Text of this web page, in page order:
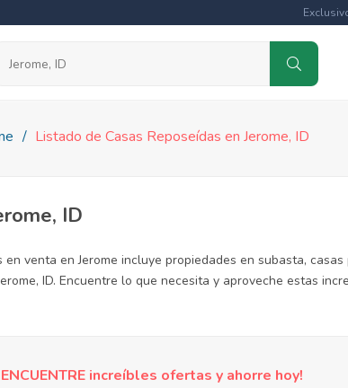
Listado de Casas Reposeídas en Jerome, ID
ID
venta en Jerome incluye propiedades en subasta,
ID. Encuentre lo que necesita y aproveche estas
increíbles ofertas y ahorre hoy!